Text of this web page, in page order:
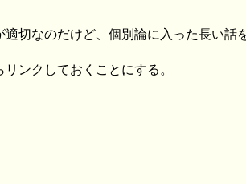
切なのだけど、個別論に入った長い話
ンクしておくことにする。